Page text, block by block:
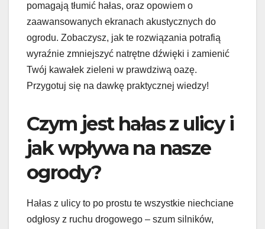
pomagają tłumić hałas, oraz opowiem o
zaawansowanych ekranach akustycznych do
ogrodu. Zobaczysz, jak te rozwiązania potrafią
wyraźnie zmniejszyć natrętne dźwięki i zamienić
Twój kawałek zieleni w prawdziwą oazę.
Przygotuj się na dawkę praktycznej wiedzy!
Czym jest hałas z ulicy i
jak wpływa na nasze
ogrody?
Hałas z ulicy to po prostu te wszystkie niechciane
odgłosy z ruchu drogowego – szum silników,